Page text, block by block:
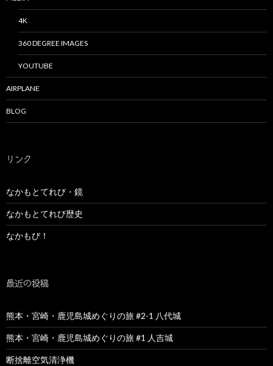
4K
360 DEGREE IMAGES
YOUTUBE
AIRPLANE
BLOG
リンク
なかもとてれび・鏡
なかもとてれび歴史
なかもび！
最近の投稿
熊本・宮崎・鹿児島城めぐりの旅 #2-1 八代城
熊本・宮崎・鹿児島城めぐりの旅 #1 人吉城
断捨離空気清浄機